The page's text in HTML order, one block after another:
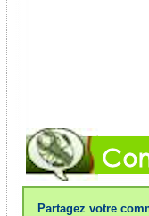
Partagez votre